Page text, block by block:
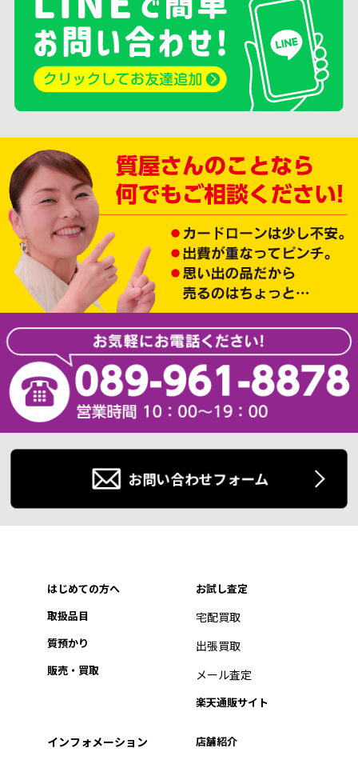
お問い合わせフォーム
はじめての方へ
取扱品目
質預かり
販売・買取
お試し査定
宅配買取
出張買取
メール査定
楽天通販サイト
インフォメーション
店舗紹介